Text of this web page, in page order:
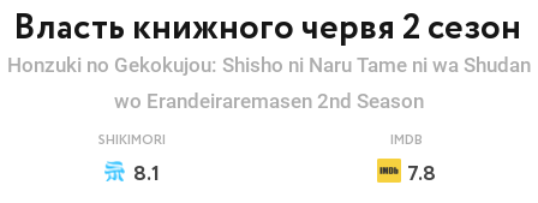
Власть книжного червя 2 сезон
Honzuki no Gekokujou: Shisho ni Naru Tame ni wa Shudan
wo Erandeiraremasen 2nd Season
SHIKIMORI
8.1
IMDB
7.8